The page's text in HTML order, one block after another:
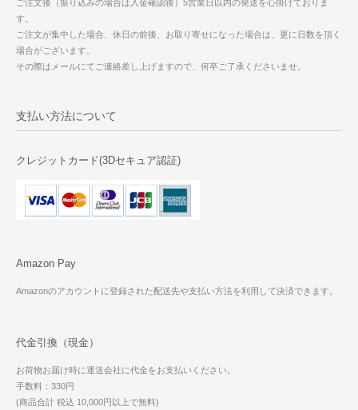
ご注文後（振り込みの場合は入金確認後）5営業日以内の発送を心掛けておりま
す。
ご注文が集中した場合、休日の前後、お取り寄せになった場合は、更に日数を頂く
場合がございます。
その際はメールにてご連絡差し上げますので、何卒ご了承くださいませ。
支払い方法について
クレジットカード(3Dセキュア認証)
Amazon Pay
Amazonのアカウントに登録された配送先や支払い方法を利用して決済できます。
代金引換（現金）
お荷物お届け時に運送会社に代金をお支払いください。
手数料：330円
(商品合計 税込 10,000円以上で無料)